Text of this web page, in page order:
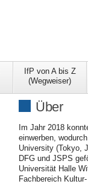
IfP von A bis Z
(Wegweiser)
Über
Im Jahr 2018
einwerben,
University (Tokyo,
DFG und JSPS
Universität Halle
Fachbereich